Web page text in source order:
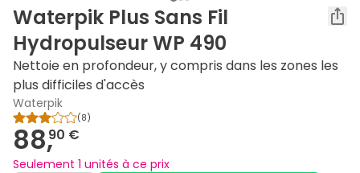
Waterpik Plus Sans Fil
Hydropulseur WP 490
Nettoie en profondeur, y compris dans les zones les
plus difficiles d'accès
Waterpik
(8)
88,90 €
Seulement 1 unités à ce prix